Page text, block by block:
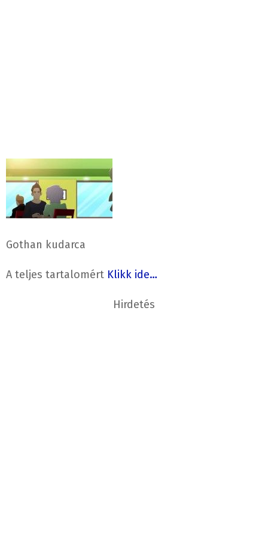
Gothan kudarca
A teljes tartalomért Klikk ide…
Hirdetés